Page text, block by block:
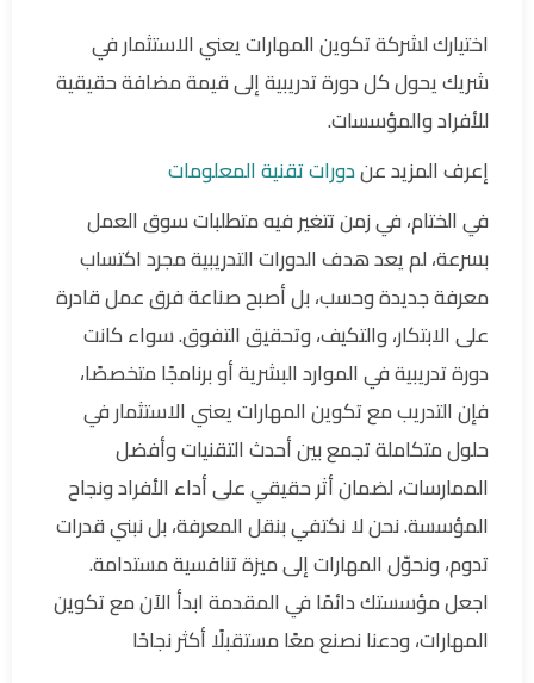
اختيارك لشركة تكوين المهارات يعني الاستثمار في
شريك يحول كل دورة تدريبية إلى قيمة مضافة حقيقية
للأفراد والمؤسسات.
إعرف المزيد عندورات تقنية المعلومات
في الختام، في زمن تتغير فيه متطلبات سوق العمل
بسرعة، لم يعد هدف الدورات التدريبية مجرد اكتساب
معرفة جديدة وحسب، بل أصبح صناعة فرق عمل قادرة
على الابتكار، والتكيف، وتحقيق التفوق. سواء كانت
دورة تدريبية في الموارد البشرية أو برنامجًا متخصصًا،
فإن التدريب مع تكوين المهارات يعني الاستثمار في
حلول متكاملة تجمع بين أحدث التقنيات وأفضل
الممارسات، لضمان أثر حقيقي على أداء الأفراد ونجاح
المؤسسة. نحن لا نكتفي بنقل المعرفة، بل نبني قدرات
تدوم، ونحوّل المهارات إلى ميزة تنافسية مستدامة.
اجعل مؤسستك دائمًا في المقدمة ابدأ الآن مع تكوين
المهارات، ودعنا نصنع معًا مستقبلًا أكثر نجاحًا